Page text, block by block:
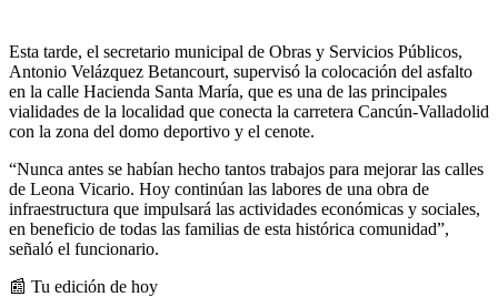
Esta tarde, el secretario municipal de Obras y Servicios Públicos,
Antonio Velázquez Betancourt, supervisó la colocación del asfalto
en la calle Hacienda Santa María, que es una de las principales
vialidades de la localidad que conecta la carretera Cancún-Valladolid
con la zona del domo deportivo y el cenote.
“Nunca antes se habían hecho tantos trabajos para mejorar las calles
de Leona Vicario. Hoy continúan las labores de una obra de
infraestructura que impulsará las actividades económicas y sociales,
en beneficio de todas las familias de esta histórica comunidad”,
señaló el funcionario.
📰 Tu edición de hoy